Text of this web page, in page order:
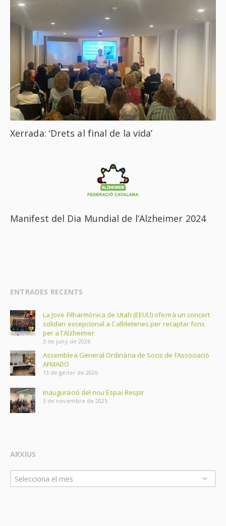
Xerrada: ‘Drets al final de la vida’
Manifest del Dia Mundial de l’Alzheimer 2024
ENTRADES RECENTS
La Jove Filharmònica de Utah (EEUU) oferirà un concert
solidari excepcional a Calldetenes per recaptar fons
per a l’Alzheimer
3 de juny de 2026
Assemblea General Ordinària de Socis de l’Associació
AFMADO
13 de gener de 2026
Inauguració del nou Espai Respir
3 de novembre de 2025
ARXIUS
Arxius
Selecciona el mes